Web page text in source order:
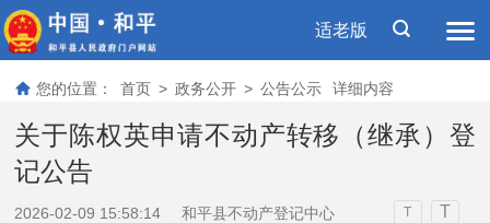
适老版
您的位置： 首页 > 政务公开 > 公告公示 详细内容
关于陈权英申请不动产转移（继承）登
记公告
2026-02-09 15:58:14 和平县不动产登记中心 T T